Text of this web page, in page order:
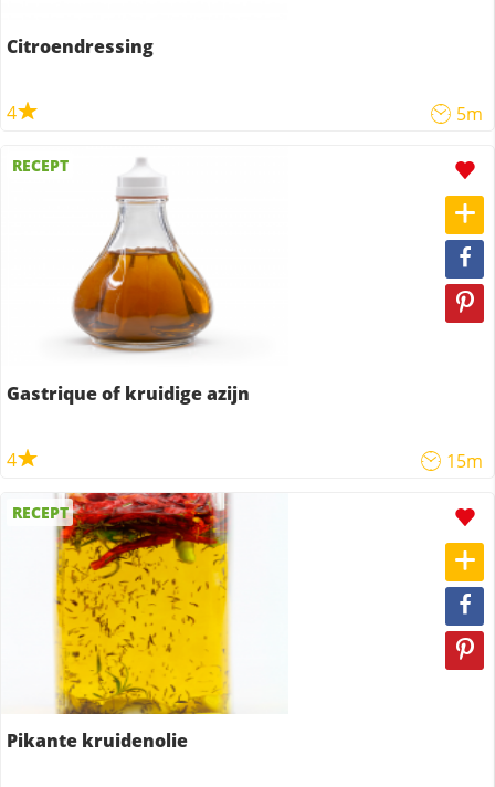
Citroendressing
4 5m
RECEPT
Gastrique of kruidige azijn
4 15m
RECEPT
Pikante kruidenolie